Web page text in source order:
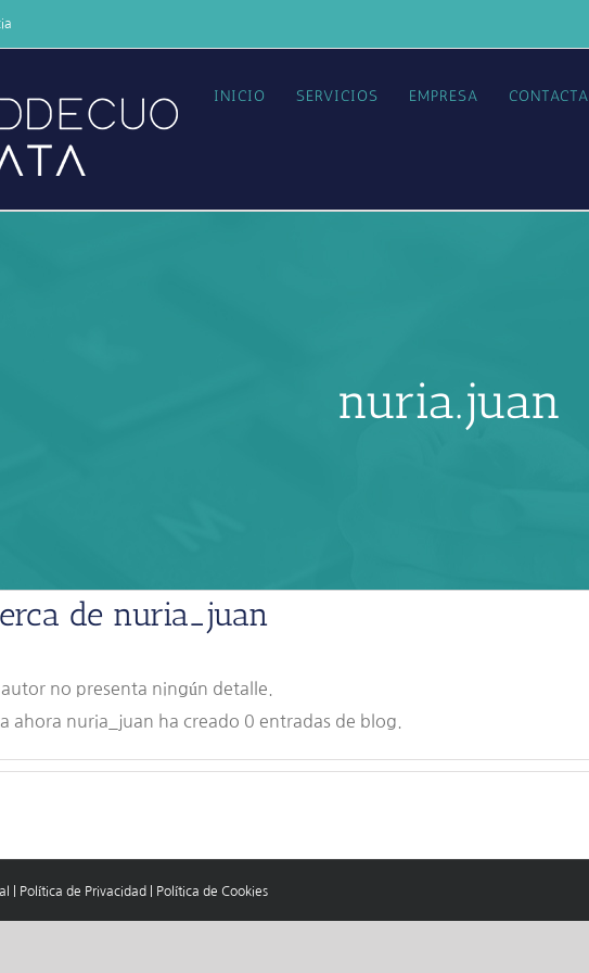
INICIO SERVICIOS EMPRESA CONTACTA
nuria.juan
de nuria_juan
autor no presenta ningún detalle.
ahora nuria_juan ha creado 0 entradas de blog.
Política de Privacidad Política de Cookies